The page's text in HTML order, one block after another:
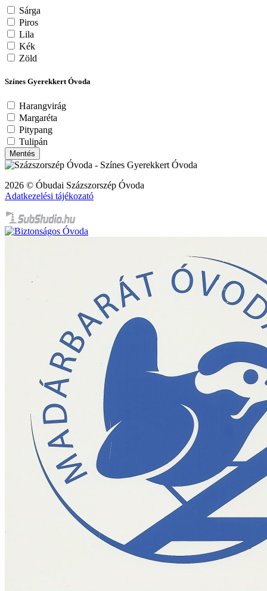
Sárga
Piros
Lila
Kék
Zöld
Színes Gyerekkert Óvoda
Harangvirág
Margaréta
Pitypang
Tulipán
Mentés
2026 © Óbudai Százszorszép Óvoda
Adatkezelési tájékozató